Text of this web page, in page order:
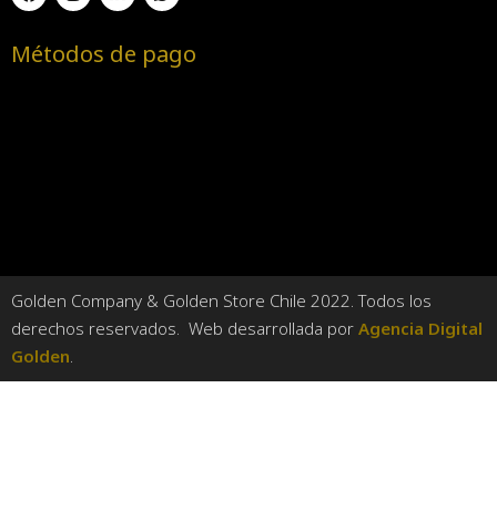
Métodos de pago
Golden Company & Golden Store Chile 2022. Todos los
derechos reservados. Web desarrollada por Agencia Digital
Golden